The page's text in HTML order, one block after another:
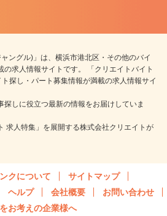
ングル)」は、横浜市港北区・その他のバイ
の求人情報サイトです。 「クリエイトバイト
探し・パート募集情報が満載の求人情報サイ
しに役立つ最新の情報をお届けしていま
求人特集」を展開する株式会社クリエイトが
クについて
サイトマップ
ヘルプ 会社概要
お問い合わせ
お考えの企業様へ